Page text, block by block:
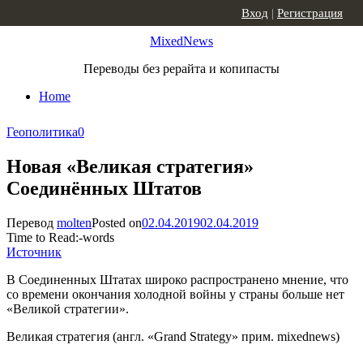
MixedNews
Переводы без рерайта и копипасты
Home
Вход | Регистрация
Геополитика0
Новая «Великая стратегия»
Соединённых Штатов
Перевод moltenPosted on02.04.201902.04.2019
Time to Read:-words
Источник
В Соединенных Штатах широко распространено мнение, что
со времени окончания холодной войны у страны больше нет
«Великой стратегии».
Великая стратегия (англ. «Grand Strategy» прим. mixednews)